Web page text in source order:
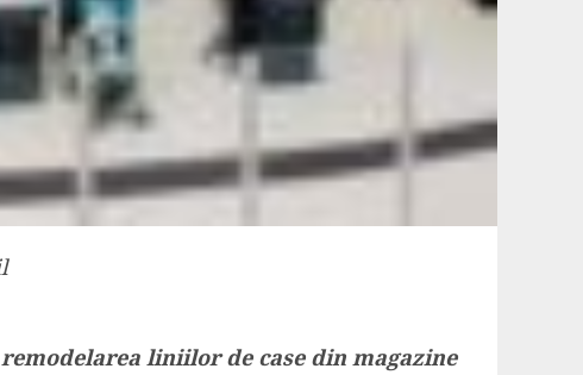
liniilor de case din magazine